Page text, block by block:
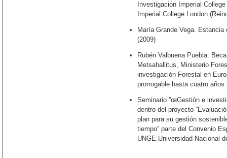
Investigación Imperial
Imperial College London
María Grande Vega.
(2009)
Rubén Valbuena Puebla:
Metsahallitus, Ministerio
investigación Forestal en
prorrogable hasta cuatro años
Seminario ”œGestión e
dentro del proyecto
plan para su gestión
tiempo” parte del Convenio
UNGE.Universidad Nacional